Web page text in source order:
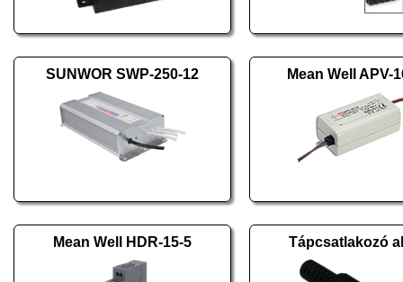
SUNWOR SWP-250-12 Mean Well APV-
Mean Well HDR-15-5 Tápcsatlakozó